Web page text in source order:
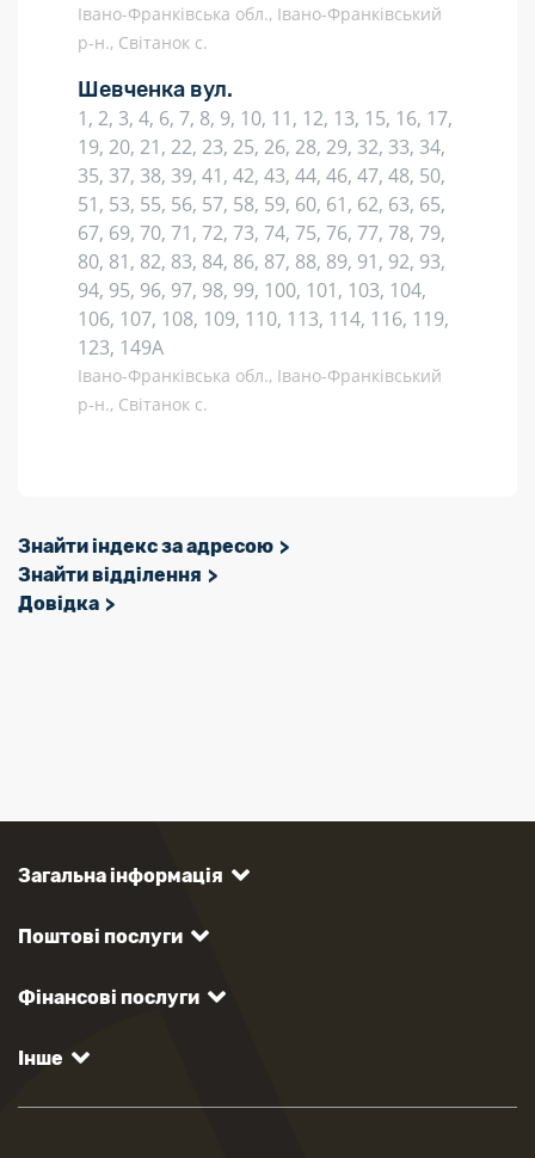
Івано-Франківська обл., Івано-Франківський
р-н., Світанок с.
Шевченка вул.
1, 2, 3, 4, 6, 7, 8, 9, 10, 11, 12, 13, 15, 16, 17,
19, 20, 21, 22, 23, 25, 26, 28, 29, 32, 33, 34,
35, 37, 38, 39, 41, 42, 43, 44, 46, 47, 48, 50,
51, 53, 55, 56, 57, 58, 59, 60, 61, 62, 63, 65,
67, 69, 70, 71, 72, 73, 74, 75, 76, 77, 78, 79,
80, 81, 82, 83, 84, 86, 87, 88, 89, 91, 92, 93,
94, 95, 96, 97, 98, 99, 100, 101, 103, 104,
106, 107, 108, 109, 110, 113, 114, 116, 119,
123, 149А
Івано-Франківська обл., Івано-Франківський
р-н., Світанок с.
Знайти індекс за адресою
Знайти відділення
Довідка
Загальна інформація
Поштові послуги
Фінансові послуги
Інше